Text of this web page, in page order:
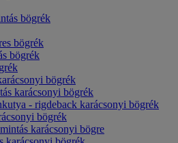
bögrék
bögrék
bögrék
bögrék
karácsonyi bögrék
- rigdeback karácsonyi bögrék
bögrék
karácsonyi bögre